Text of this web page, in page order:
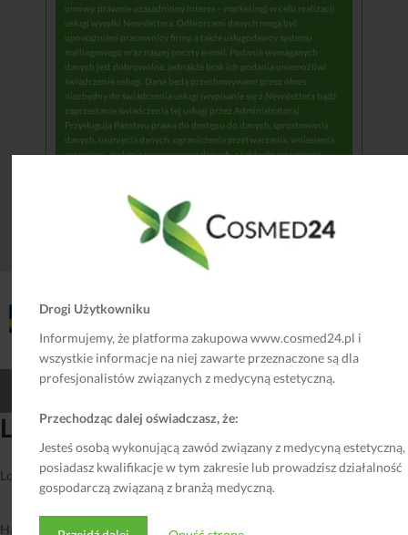
Drogi Użytkowniku
Informujemy, że platforma zakupowa www.cosmed24.pl i
wszystkie informacje na niej zawarte przeznaczone są dla
profesjonalistów związanych z medycyną estetyczną.
Przechodząc dalej oświadczasz, że:
Jesteś osobą wykonującą zawód związany z medycyną estetyczną,
posiadasz kwalifikacje w tym zakresie lub prowadzisz działalność
gospodarczą związaną z branżą medyczną.
umowy, prawnie uzasadniony interes – marketing) w celu realizacji
usługi wysyłki Newslettera. Odbiorcami danych mogą być
upoważnieni pracownicy firmy, a także usługodawcy systemu
mailingowego oraz naszej poczty e-mail. Podanie wymaganych
danych jest dobrowolne, jednakże brak ich podania uniemożliwi
świadczenie usługi. Dane będą przechowywane przez okres
niezbędny do świadczenia usługi (wypisanie się z Newslettera bądź
zaprzestanie świadczenia tej usługi przez Administratora).
Przysługują Państwu prawa do dostępu do danych, sprostowania
danych, usunięcia danych, ograniczenia przetwarzania, wniesienia
sprzeciwu, żądania przeniesienia danych, a także do wniesienia
się na zautomatyzowanym przetwarzaniu, w tym profilowaniu.
Szczegółowe informacje dotyczące ochrony danych osobowych
Polityce Prywatności
Login
Login lub adres email*
Hasło